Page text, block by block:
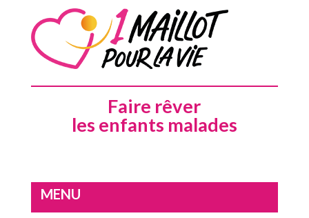
Faire rêver
les enfants malades
MENU